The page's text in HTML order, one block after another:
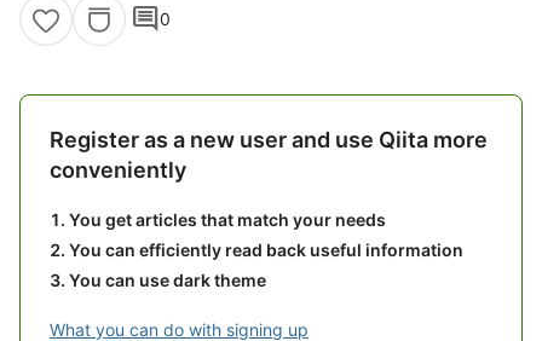
comment0
Register as a new user and use Qiita more
conveniently
You get articles that match your needs
You can efficiently read back useful information
You can use dark theme
What you can do with signing up